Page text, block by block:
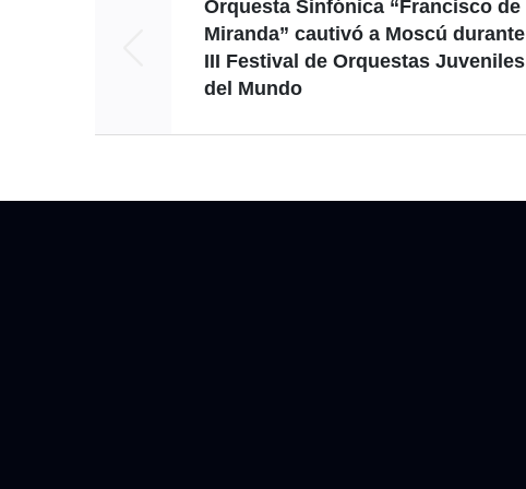
Orquesta Sinfónica “Francisco de
Miranda” cautivó a Moscú durante
III Festival de Orquestas Juveniles
del Mundo